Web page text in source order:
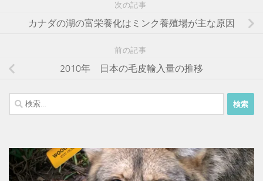
次の記事
カナダの湖の富栄養化はミンク養殖場が主な原因
前の記事
2010年 日本の毛皮輸入量の推移
検
索: